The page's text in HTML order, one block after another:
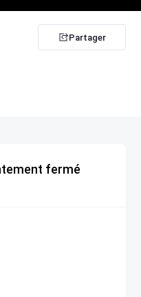
Partager
fermé